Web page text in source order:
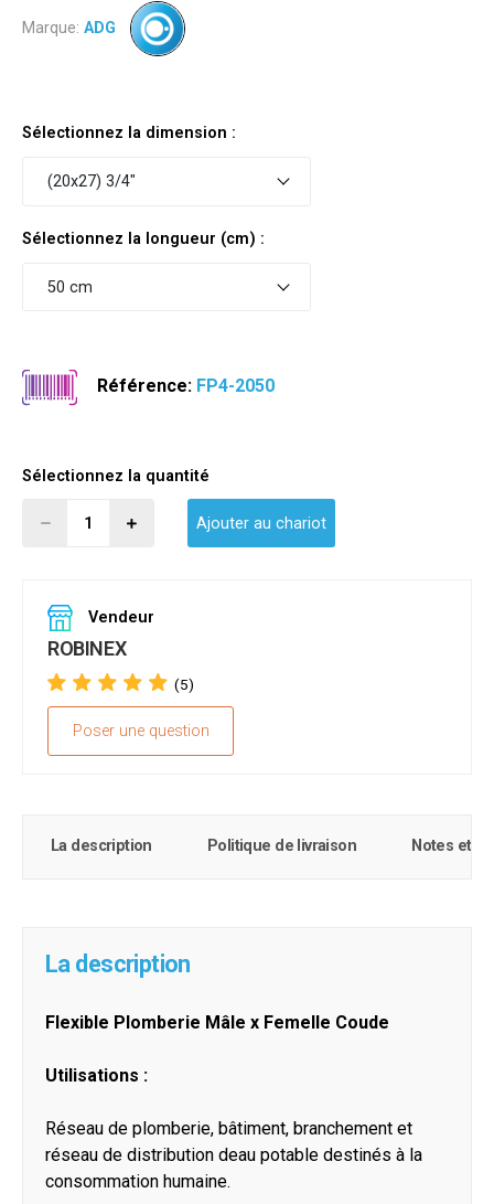
Marque: ADG
Sélectionnez la dimension :
(20x27) 3/4"
Sélectionnez la longueur (cm) :
50 cm
Référence: FP4-2050
Sélectionnez la quantité
Ajouter au chariot
Vendeur
ROBINEX
(5)
Poser une question
La description Politique de livraison Notes et
La description
Flexible Plomberie Mâle x Femelle Coude
Utilisations :
Réseau de plomberie, bâtiment, branchement et
réseau de distribution deau potable destinés à la
consommation humaine.